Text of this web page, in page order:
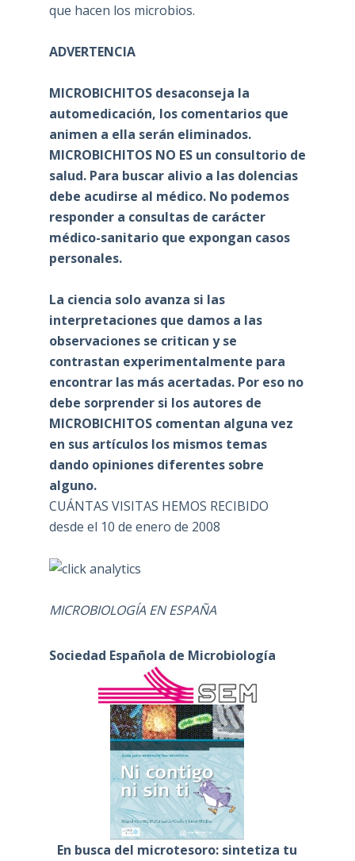
que hacen los microbios.
ADVERTENCIA
MICROBICHITOS desaconseja la
automedicación, los comentarios que
animen a ella serán eliminados.
MICROBICHITOS NO ES un consultorio de
salud. Para buscar alivio a las dolencias
debe acudirse al médico. No podemos
responder a consultas de carácter
médico-sanitario que expongan casos
personales.
La ciencia solo avanza si las
interpretaciones que damos a las
observaciones se critican y se
contrastan experimentalmente para
encontrar las más acertadas. Por eso no
debe sorprender si los autores de
MICROBICHITOS comentan alguna vez
en sus artículos los mismos temas
dando opiniones diferentes sobre
alguno.
CUÁNTAS VISITAS HEMOS RECIBIDO
desde el 10 de enero de 2008
MICROBIOLOGÍA EN ESPAÑA
Sociedad Española de Microbiología
En busca del microtesoro: sintetiza tu